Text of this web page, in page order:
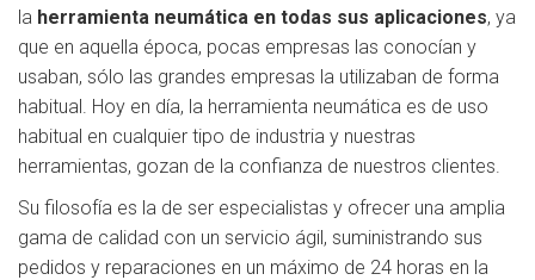
la herramienta neumática en todas sus aplicaciones, ya
que en aquella época, pocas empresas las conocían y
usaban, sólo las grandes empresas la utilizaban de forma
habitual. Hoy en día, la herramienta neumática es de uso
habitual en cualquier tipo de industria y nuestras
herramientas, gozan de la confianza de nuestros clientes.
Su filosofía es la de ser especialistas y ofrecer una amplia
gama de calidad con un servicio ágil, suministrando sus
pedidos y reparaciones en un máximo de 24 horas en la